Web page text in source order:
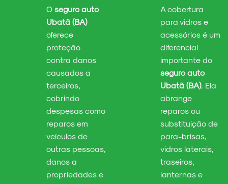
O seguro auto
Ubatã (BA)
oferece
proteção
contra danos
causados a
terceiros,
cobrindo
despesas como
reparos em
veículos de
outras pessoas,
danos a
propriedades e
A cobertura
para vidros e
acessórios é um
diferencial
importante do
seguro auto
Ubatã (BA). Ela
abrange
reparos ou
substituição de
para-brisas,
vidros laterais,
traseiros,
lanternas e